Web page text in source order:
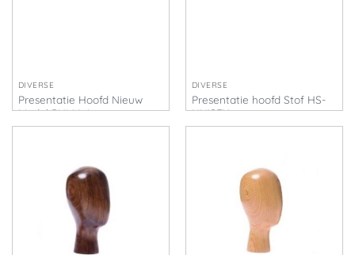
DIVERSE
Presentatie Hoofd Nieuw
Model PHM-W
€35,00
DIVERSE
Presentatie hoofd Stof HS-
UNISEX
€55,00